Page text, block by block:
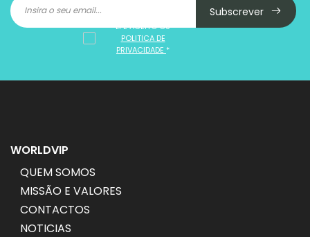
Subscrever
LI E ACEITO OS
POLITICA DE
PRIVACIDADE *
WORLDVIP
QUEM SOMOS
MISSÃO E VALORES
CONTACTOS
NOTICIAS